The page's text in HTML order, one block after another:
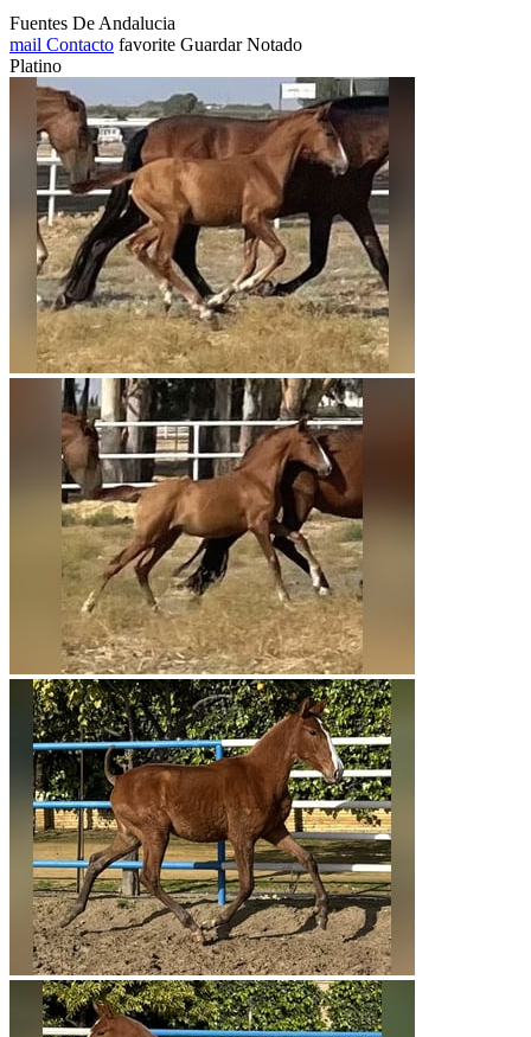
Fuentes De Andalucia
mail Contacto favorite Guardar Notado
Platino